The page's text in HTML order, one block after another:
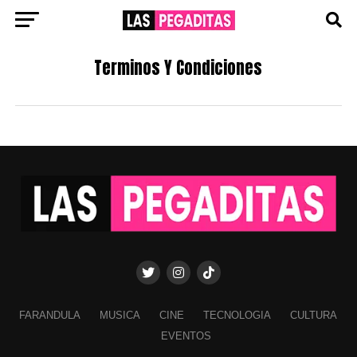
Terminos Y Condiciones
FARANDULA MUSICA CINE TECNOLOGIA
CULTURA
EVENTOS